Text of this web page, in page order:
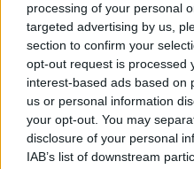
processing of your personal
targeted advertising by us,
section to confirm your
opt-out request is processed
interest-based ads based on
us or personal information
your opt-out. You may
disclosure of your personal
IAB’s list of downstream
nonno pat 49